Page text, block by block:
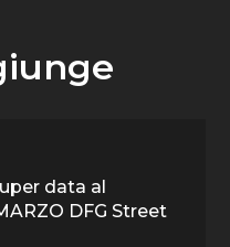
data al
DFG Street